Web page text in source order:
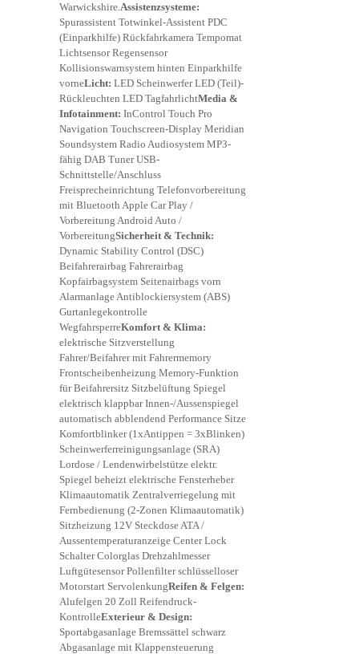
Warwickshire. Assistenzsysteme:
Spurassistent Totwinkel-Assistent PDC
(Einparkhilfe) Rückfahrkamera Tempomat
Lichtsensor Regensensor
Kollisionswarnsystem hinten Einparkhilfe
vorneLicht: LED Scheinwerfer LED (Teil)-
Rückleuchten LED TagfahrlichtMedia &
Infotainment: InControl Touch Pro
Navigation Touchscreen-Display Meridian
Soundsystem Radio Audiosystem MP3-
fähig DAB Tuner USB-
Schnittstelle/Anschluss
Freisprecheinrichtung Telefonvorbereitung
mit Bluetooth Apple Car Play /
Vorbereitung Android Auto /
VorbereitungSicherheit & Technik:
Dynamic Stability Control (DSC)
Beifahrerairbag Fahrerairbag
Kopfairbagsystem Seitenairbags vorn
Alarmanlage Antiblockiersystem (ABS)
Gurtanlegekontrolle
WegfahrsperreKomfort & Klima:
elektrische Sitzverstellung
Fahrer/Beifahrer mit Fahrermemory
Frontscheibenheizung Memory-Funktion
für Beifahrersitz Sitzbelüftung Spiegel
elektrisch klappbar Innen-/Aussenspiegel
automatisch abblendend Performance Sitze
Komfortblinker (1xAntippen = 3xBlinken)
Scheinwerferreinigungsanlage (SRA)
Lordose / Lendenwirbelstütze elektr.
Spiegel beheizt elektrische Fensterheber
Klimaautomatik Zentralverriegelung mit
Fernbedienung (2-Zonen Klimaautomatik)
Sitzheizung 12V Steckdose ATA /
Aussentemperaturanzeige Center Lock
Schalter Colorglas Drehzahlmesser
Luftgütesensor Pollenfilter schlüsselloser
Motorstart ServolenkungReifen & Felgen:
Alufelgen 20 Zoll Reifendruck-
KontrolleExterieur & Design:
Sportabgasanlage Bremssättel schwarz
Abgasanlage mit Klappensteuerung